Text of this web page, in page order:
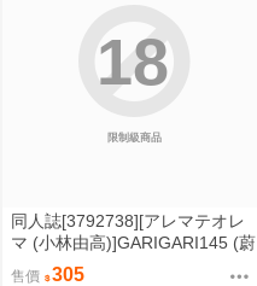
限制級商品
18
同人誌[3792738][アレマテオレ
マ (小林由高)]GARIGARI145 (蔚
藍檔案)
售價 305